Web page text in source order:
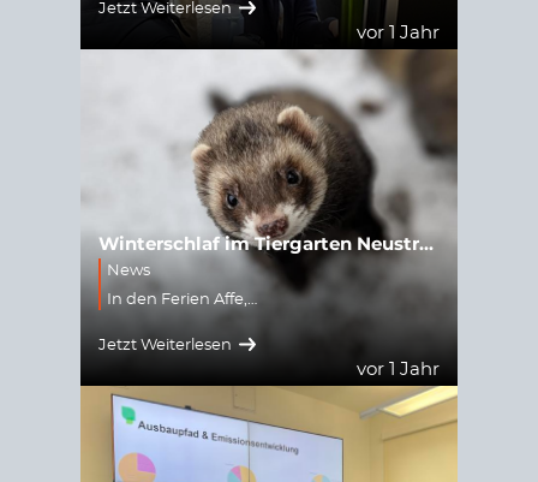
Jetzt Weiterlesen
vor 1 Jahr
Winterschlaf im Tiergarten Neustrelitz? Von wegen.
News
In den Ferien Affe,…
Jetzt Weiterlesen
vor 1 Jahr